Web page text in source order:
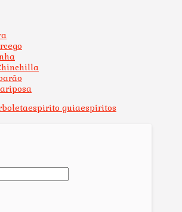
espirito guiaespíritos